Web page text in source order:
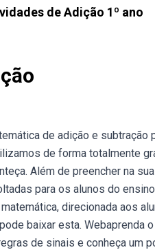
de Adição 1º ano
de adição e subtração
de forma totalmente
Além de preencher na
para os alunos do
direcionada aos
baixar esta. Webaprenda
de sinais e conheça um